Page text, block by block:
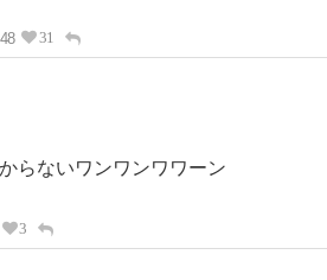
31
らないワンワンワワーン
3